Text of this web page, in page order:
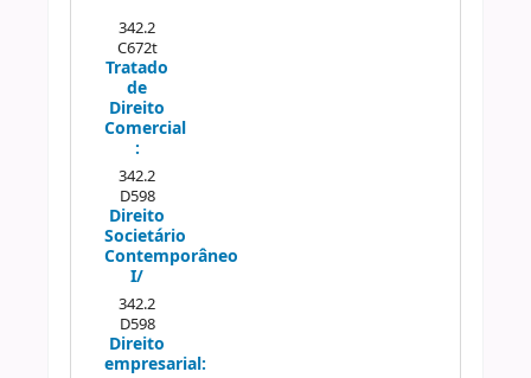
342.2
C672t
Tratado
de
Direito
Comercial
:
342.2
D598
Direito
Societário
Contemporâneo
I/
342.2
D598
Direito
empresarial: